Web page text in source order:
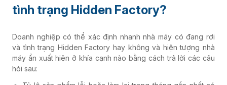
tình trạng Hidden Factory?
Doanh nghiệp có thể xác định nhanh nhà máy có đang rơi
và tình trạng Hidden Factory hay không và hiện tượng nhà
máy ẩn xuất hiện ở khía cạnh nào bằng cách trả lời các câu
hỏi sau: